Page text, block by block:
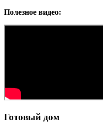
Полезное видео:
Готовый дом